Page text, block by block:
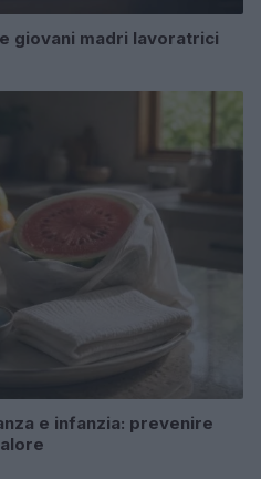
giovani madri lavoratrici
e infanzia: prevenire